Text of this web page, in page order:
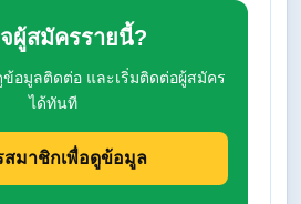
ผู้สมัครรายนี้?
อมูลติดต่อ และเริ่มติดต่อผู้สมัคร
ได้ทันที
สมาชิกเพื่อดูข้อมูล